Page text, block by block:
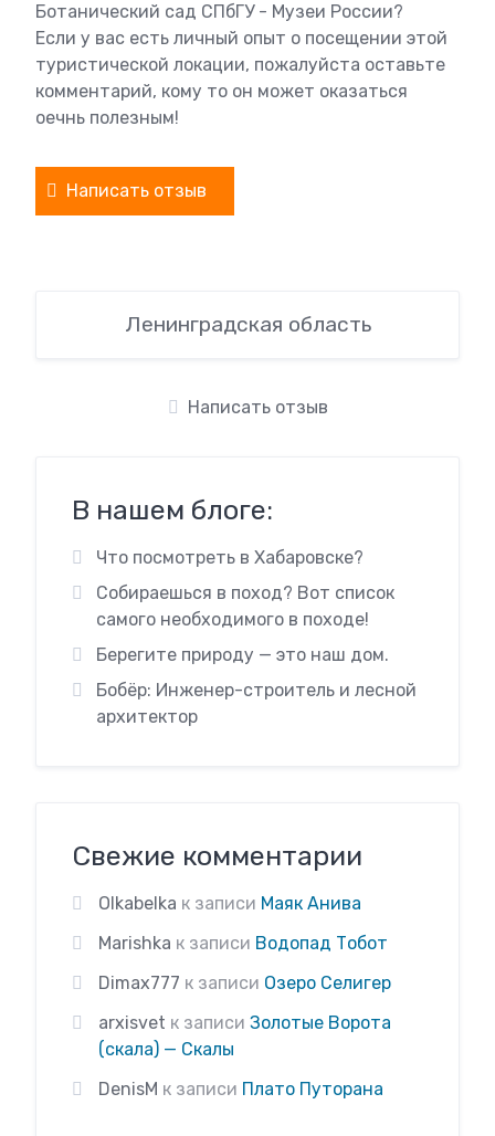
Ботанический сад СПбГУ - Музеи России?
Если у вас есть личный опыт о посещении этой
туристической локации, пожалуйста оставьте
комментарий, кому то он может оказаться
оечнь полезным!
Написать отзыв
Ленинградская область
Написать отзыв
В нашем блоге:
Что посмотреть в Хабаровске?
Собираешься в поход? Вот список
самого необходимого в походе!
Берегите природу — это наш дом.
Бобёр: Инженер-строитель и лесной
архитектор
Свежие комментарии
Olkabelka к записи Маяк Анива
Marishka к записи Водопад Тобот
Dimax777 к записи Озеро Селигер
arxisvet к записи Золотые Ворота
(скала) — Скалы
DenisM к записи Плато Путорана